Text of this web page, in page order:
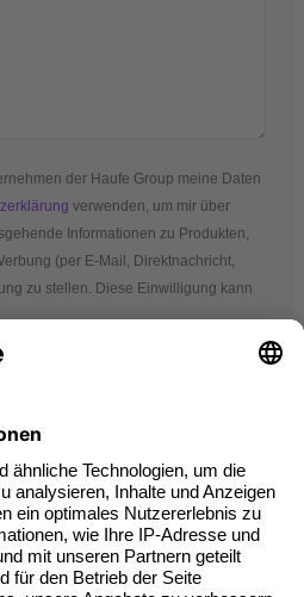
der Haufe Group meine Daten
verwenden, um mir über
Informationen zu Produkten,
(per E-Mail, Direktnachricht,
zu stellen. Diese Einwilligung kann
*Pflichtfelder